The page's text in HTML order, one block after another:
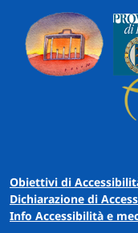
Obiettivi di
Dichiarazione di
Info Accessibilità e